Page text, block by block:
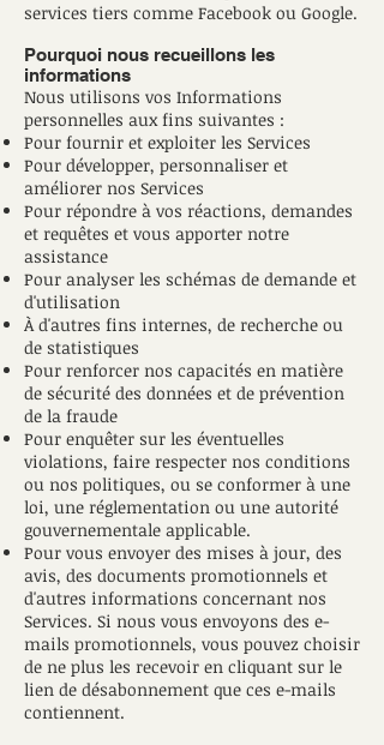
services tiers comme Facebook ou Google.
Pourquoi nous recueillons les
informations
Nous utilisons vos Informations
personnelles aux fins suivantes :
Pour fournir et exploiter les Services
Pour développer, personnaliser et
améliorer nos Services
Pour répondre à vos réactions, demandes
et requêtes et vous apporter notre
assistance
Pour analyser les schémas de demande et
d'utilisation
À d'autres fins internes, de recherche ou
de statistiques
Pour renforcer nos capacités en matière
de sécurité des données et de prévention
de la fraude
Pour enquêter sur les éventuelles
violations, faire respecter nos conditions
ou nos politiques, ou se conformer à une
loi, une réglementation ou une autorité
gouvernementale applicable.
Pour vous envoyer des mises à jour, des
avis, des documents promotionnels et
d'autres informations concernant nos
Services. Si nous vous envoyons des e-
mails promotionnels, vous pouvez choisir
de ne plus les recevoir en cliquant sur le
lien de désabonnement que ces e-mails
contiennent.